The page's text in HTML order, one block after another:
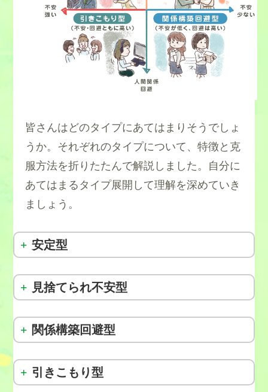
皆さんはどのタイプにあてはまりそうでしょ
うか。それぞれのタイプについて、特徴と克
服方法を折りたたんで解説しました。自分に
あてはまるタイプ展開して理解を深めていき
ましょう。
安定型
特徴
見捨てられ不安型
特徴
関係構築回避型
特徴
引きこもり型